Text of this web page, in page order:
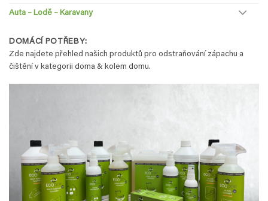
Auta – Lodě – Karavany
DOMÁCÍ POTŘEBY:
Zde najdete přehled našich produktů pro odstraňování zápachu a
čištění v kategorii doma & kolem domu.